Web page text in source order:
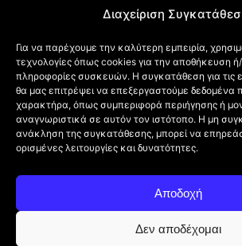
Διαχείριση
Για να παρέχουμε την καλύτερη εμπειρία,
τεχνολογίες όπως cookies για την αποθήκευση
πληροφορίες συσκευών. Η συγκατάθεση για τις
θα μας επιτρέψει να επεξεργαστούμε δεδομένα
χαρακτήρα, όπως συμπεριφορά περιήγησης ή
αναγνωριστικά σε αυτόν τον ιστότοπο. Η μη
ανάκληση της συγκατάθεσης, μπορεί να
ορισμένες λειτουργίες και δυνατότητες.
Αποδοχή
Δεν αποδέχομαι
Εγκατάσταση κάθετης γραμμής ζύγιση
Πληροφορίες
Πιστοποιήσεις
Όροι Χρήσης
Πολιτική απορρήτου
Πολιτική Cookies (ΕΕ)